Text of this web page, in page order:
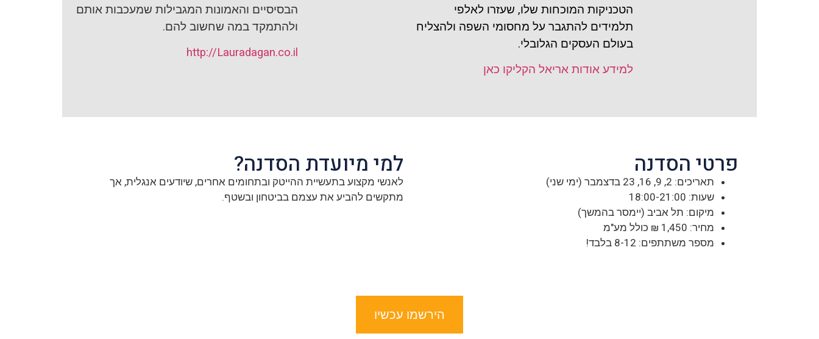
הטכניקות המוכחות שלו, שעזרו לאלפי
תלמידים להתגבר על מחסומי השפה ולהצליח
בעולם העסקים הגלובלי.
למידע אודות אריאל הקליקו כאן
הבסיסיים והאמונות המגבילות שמעכבות אותם
ולהתמקד במה שחשוב להם.
http://Lauradagan.co.il
פרטי הסדנה
תאריכים: 2, 9, 16, 23 בדצמבר (ימי שני)
שעות: 18:00-21:00
מיקום: תל אביב (יימסר בהמשך)
מחיר: 1,450 ₪ כולל מע"מ
מספר משתתפים: 8-12 בלבד!
למי מיועדת הסדנה?
לאנשי מקצוע בתעשיית ההייטק ובתחומים אחרים, שיודעים אנגלית, אך
מתקשים להביע את עצמם בביטחון ובשטף.
הירשמו עכשיו